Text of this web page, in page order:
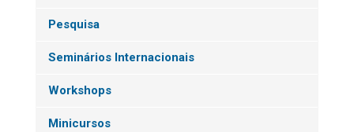
Pesquisa
Seminários Internacionais
Workshops
Minicursos